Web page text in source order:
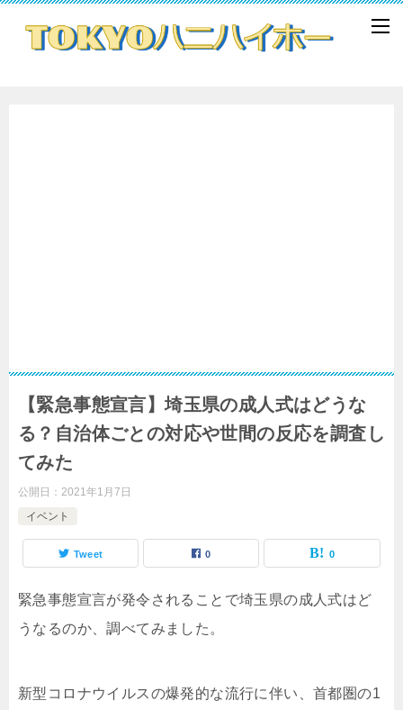
【緊急事態宣言】埼玉県の成人式はどうな
る？自治体ごとの対応や世間の反応を調査し
てみた
公開日： 2021年1月7日
イベント
Tweet 0 0
緊急事態宣言が発令されることで埼玉県の成人式はど
うなるのか、調べてみました。
新型コロナウイルスの爆発的な流行に伴い、首都圏の1